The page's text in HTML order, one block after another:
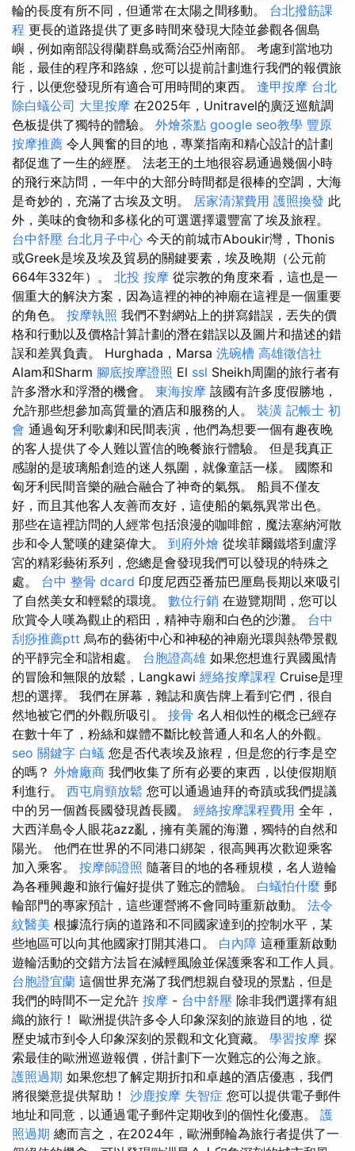
輪的長度有所不同，但通常在太陽之間移動。 台北撥筋課
程 更長的道路提供了更多時間來發現大陸並參觀各個島
嶼，例如南部設得蘭群島或喬治亞州南部。 考慮到當地功
能，最佳的程序和路線，您可以提前計劃進行我們的報價旅
行，以便您發現所有適合可用時間的東西。 逢甲按摩 台北
除白蟻公司 大里按摩 在2025年，Unitravel的廣泛巡航調
色板提供了獨特的體驗。 外燴茶點 google seo教學 豐原
按摩推薦 令人興奮的目的地，專業指南和精心設計的計劃
都促進了一生的經歷。 法老王的土地很容易通過幾個小時
的飛行來訪問，一年中的大部分時間都是很棒的空調，大海
是奇妙的，充滿了古埃及文明。 居家清潔費用 護照換發 此
外，美味的食物和多樣化的可選選擇還豐富了埃及旅程。
台中舒壓 台北月子中心 今天的前城市Aboukir灣，Thonis
或Greek是埃及埃及貿易的關鍵要素，埃及晚期（公元前
664年332年）。 北投 按摩 從宗教的角度來看，這也是一
個重大的解決方案，因為這裡的神的神廟在這裡是一個重要
的角色。 按摩執照 我們不對網站上的拼寫錯誤，丟失的價
格和行動以及價格計算計劃的潛在錯誤以及圖片和描述的錯
誤和差異負責。 Hurghada，Marsa 洗碗槽 高雄徵信社
Alam和Sharm 腳底按摩證照 El ssl Sheikh周圍的旅行者有
許多潛水和浮潛的機會。 東海按摩 該國有許多度假勝地，
允許那些想參加高質量的酒店和服務的人。 裝潢 記帳士 初
會 通過匈牙利歌劇和民間表演，他們為想要一個有趣夜晚
的客人提供了令人難以置信的晚餐旅行體驗。 但是我真正
感謝的是玻璃船創造的迷人氛圍，就像童話一樣。 國際和
匈牙利民間音樂的融合融合了神奇的氣氛。 船員不僅友
好，而且其他客人友善而友好，這使船的氣氛異常出色。
那些在這裡訪問的人經常包括浪漫的咖啡館，魔法塞納河散
步和令人驚嘆的建築偉大。 到府外燴 從埃菲爾鐵塔到盧浮
宮的精彩藝術系列，您總是會發現我們可以發現的特殊之
處。 台中 整骨 dcard 印度尼西亞番茄巴厘島長期以來吸引
了自然美女和輕鬆的環境。 數位行銷 在遊覽期間，您可以
欣賞令人嘆為觀止的稻田，精神寺廟和白色的沙灘。 台中
刮痧推薦ptt 烏布的藝術中心和神秘的神廟光環與熱帶景觀
的平靜完全和諧相處。 台胞證高雄 如果您想進行異國風情
的冒險和無限的放鬆，Langkawi 經絡按摩課程 Cruise是理
想的選擇。 我們在屏幕，雜誌和廣告牌上看到它們，很自
然地被它們的外觀所吸引。 接骨 名人相似性的概念已經存
在數十年了，粉絲和媒體不斷比較普通人和名人的外觀。
seo 關鍵字 白蟻 您是否代表埃及旅程，但是您的行李是空
的嗎？ 外燴廠商 我們收集了所有必要的東西，以使假期順
利進行。 西屯肩頸放鬆 您可以通過迪拜的奇蹟或我們提議
中的另一個酋長國發現酋長國。 經絡按摩課程費用 全年，
大西洋島令人眼花azz亂，擁有美麗的海灘，獨特的自然和
陽光。 他們在世界的不同港口綁架，很高興再次歡迎乘客
加入乘客。 按摩師證照 隨著目的地的各種規模，名人遊輪
為各種興趣和旅行偏好提供了難忘的體驗。 白蟻怕什麼 郵
輪部門的專家預計，這些運營將不會同時重新啟動。 法令
紋醫美 根據流行病的道路和不同國家達到的控制水平，某
些地區可以向其他國家打開其港口。 白內障 這種重新啟動
遊輪活動的交錯方法旨在減輕風險並保護乘客和工作人員。
台胞證宜蘭 這個世界充滿了我們想親自發現的景點，但是
我們的時間不一定允許 按摩 - 台中舒壓 除非我們選擇有組
織的旅行！ 歐洲提供許多令人印象深刻的旅遊目的地，從
歷史城市到令人印象深刻的景觀和文化寶藏。 學習按摩 探
索最佳的歐洲巡遊報價，併計劃下一次難忘的公海之旅。
護照過期 如果您想了解定期折扣和卓越的酒店優惠，我們
將很樂意提供幫助！ 沙鹿按摩 失智症 您可以提供電子郵件
地址和同意，以通過電子郵件定期收到的個性化優惠。 護
照過期 總而言之，在2024年，歐洲郵輪為旅行者提供了一